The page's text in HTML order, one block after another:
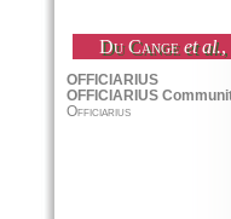
Du Cange et al.,